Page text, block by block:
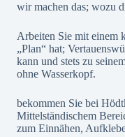
wir machen das; wozu
Arbeiten Sie mit einem
„Plan“ hat;
kann und stets zu
ohne Wasserkopf.
bekommen Sie bei
Mittelständischem
zum Einnähen,